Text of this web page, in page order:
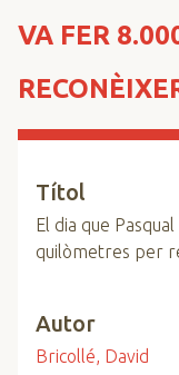
VA FER
Títol
El dia que
quilòmetres per
Autor
Bricollé, David